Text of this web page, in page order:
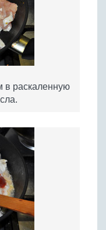
в раскаленную